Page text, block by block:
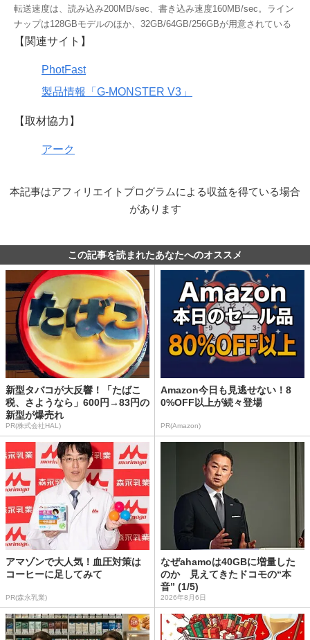
転送速度は、読み込み200MB/sec、書き込み速度160MB/sec。ライン
ナップは128GBモデルのほか、32GB/64GB/256GBが用意されている
【関連サイト】
PhotFast
製品情報「G-MONSTER V3」
【取材協力】
アーク
本記事はアフィリエイトプログラムによる収益を得ている場合
があります
この記事を読まれたあなたへのオススメ
新型タバコが大反響！「たばこ
税、さようなら」600円→83円の
新型が爆売れ
PR(株式会社HAL)
Amazon今日も見逃せない！8
0%OFF以上が続々登場
PR(Amazon)
アマゾンで大人気！血圧対策は
コーヒーに足してみて
PR(森永乳業)
なぜahamoは40GBに増量した
のか 見えてきたドコモの“本
音” (1/5)
2026年8月6日